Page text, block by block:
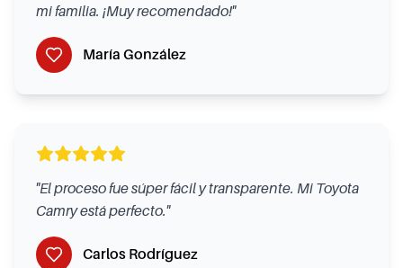
mi familia. ¡Muy recomendado!"
María González
"El proceso fue súper fácil y transparente. Mi Toyota
Camry está perfecto."
Carlos Rodríguez